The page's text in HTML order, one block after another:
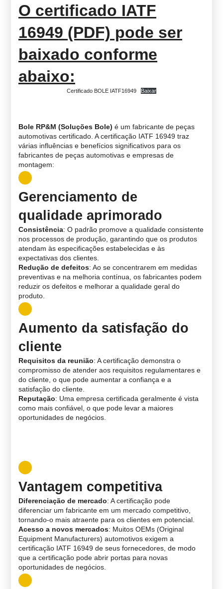
O certificado IATF
16949 (PDF) pode ser
baixado conforme
abaixo:
Certificado BOLE IATF16949 Baixar
Bole RP&M (Soluções Bole) é um fabricante de peças
automotivas certificado. A certificação IATF 16949 traz
várias influências e benefícios significativos para os
fabricantes de peças automotivas e empresas de
montagem:
Gerenciamento de
qualidade aprimorado
Consistência: O padrão promove a qualidade consistente
nos processos de produção, garantindo que os produtos
atendam às especificações estabelecidas e às
expectativas dos clientes.
Redução de defeitos: Ao se concentrarem em medidas
preventivas e na melhoria contínua, os fabricantes podem
reduzir os defeitos e melhorar a qualidade geral do
produto.
Aumento da satisfação do
cliente
Requisitos da reunião: A certificação demonstra o
compromisso de atender aos requisitos regulamentares e
do cliente, o que pode aumentar a confiança e a
satisfação do cliente.
Reputação: Uma empresa certificada geralmente é vista
como mais confiável, o que pode levar a maiores
oportunidades de negócios.
Vantagem competitiva
Diferenciação de mercado: A certificação pode
diferenciar um fabricante em um mercado competitivo,
tornando-o mais atraente para os clientes em potencial.
Acesso a novos mercados: Muitos OEMs (Original
Equipment Manufacturers) automotivos exigem a
certificação IATF 16949 de seus fornecedores, de modo
que a certificação pode abrir portas para novas
oportunidades de negócios.